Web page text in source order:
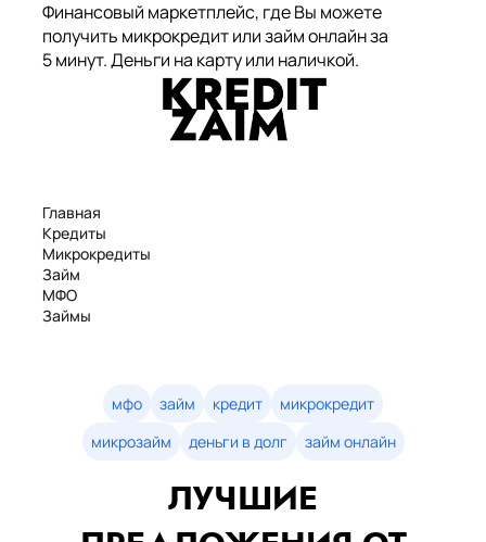
Финансовый маркетплейс, где Вы можете
получить микрокредит или займ онлайн за
5 минут. Деньги на карту или наличкой.
Главная
Кредиты
Микрокредиты
Займ
МФО
Займы
Займы онлайн
Денежные кредиты
мфо займ кредит
микрокредит
микрозайм
деньги в долг займ онлайн
ЛУЧШИЕ